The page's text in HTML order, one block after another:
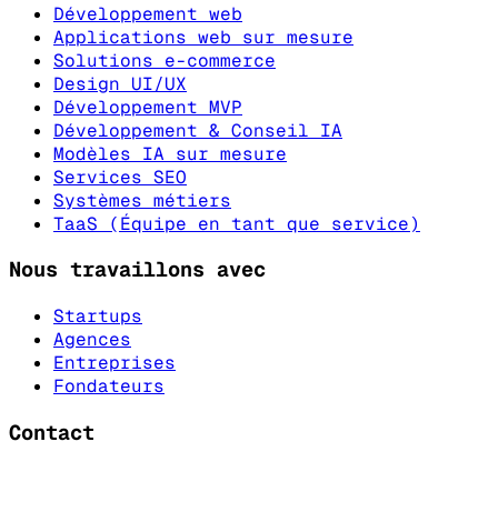
Développement web
Applications web sur mesure
Solutions e-commerce
Design UI/UX
Développement MVP
Développement & Conseil IA
Modèles IA sur mesure
Services SEO
Systèmes métiers
TaaS (Équipe en tant que service)
Nous travaillons avec
Startups
Agences
Entreprises
Fondateurs
Contact